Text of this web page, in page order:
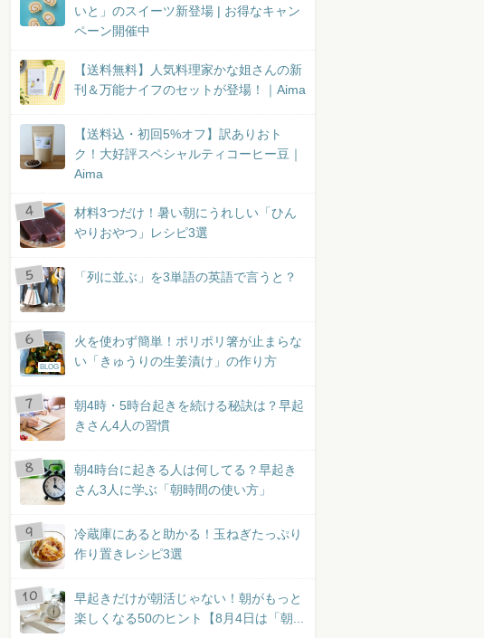
いと」のスイーツ新登場 | お得なキャン
ペーン開催中
【送料無料】人気料理家かな姐さんの新
刊＆万能ナイフのセットが登場！｜Aima
【送料込・初回5%オフ】訳ありおト
ク！大好評スペシャルティコーヒー豆｜
Aima
材料3つだけ！暑い朝にうれしい「ひん
やりおやつ」レシピ3選
「列に並ぶ」を3単語の英語で言うと？
BLOG
火を使わず簡単！ポリポリ箸が止まらな
い「きゅうりの生姜漬け」の作り方
朝4時・5時台起きを続ける秘訣は？早起
きさん4人の習慣
朝4時台に起きる人は何してる？早起き
さん3人に学ぶ「朝時間の使い方」
冷蔵庫にあると助かる！玉ねぎたっぷり
作り置きレシピ3選
早起きだけが朝活じゃない！朝がもっと
楽しくなる50のヒント【8月4日は「朝...